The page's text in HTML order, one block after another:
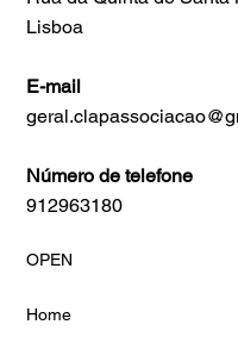
Lisboa
E-mail
Número de telefone
912963180
OPEN
Home